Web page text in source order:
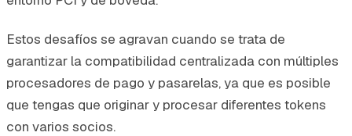
Estos desafíos se agravan cuando se trata de
garantizar la compatibilidad centralizada con múltiples
procesadores de pago y pasarelas, ya que es posible
que tengas que originar y procesar diferentes tokens
con varios socios.